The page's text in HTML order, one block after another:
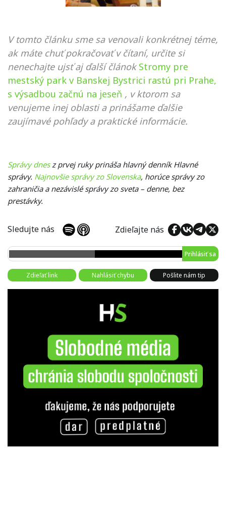
V tomto článku sme sa venovali konkrétnej téme,
ak máte chuť pokračovať v čítaní, určite si
nenechajte ujsť aj ďalší článok Stromy pre
mestský park v Banskej Bystrici rastú pri Prahe,
s výsadbou začnú na jeseň , v ktorom sa
venujeme inej oblasti a prinášame ďalšie
zaujímavé pohľady a praktické informácie.
Správy dnesz prvej ruky prináša hlavný denník Hlavné
správy. Najnovšie správy zo Slovenska, horúce správy zo
zahraničia a nezávislé správy zo sveta – denne, bez
prestávky.
Sledujte nás Zdieľajte nás
Prihlásiť sa
Zdieľať link Nahlásiť chybu Pošlite nám tip